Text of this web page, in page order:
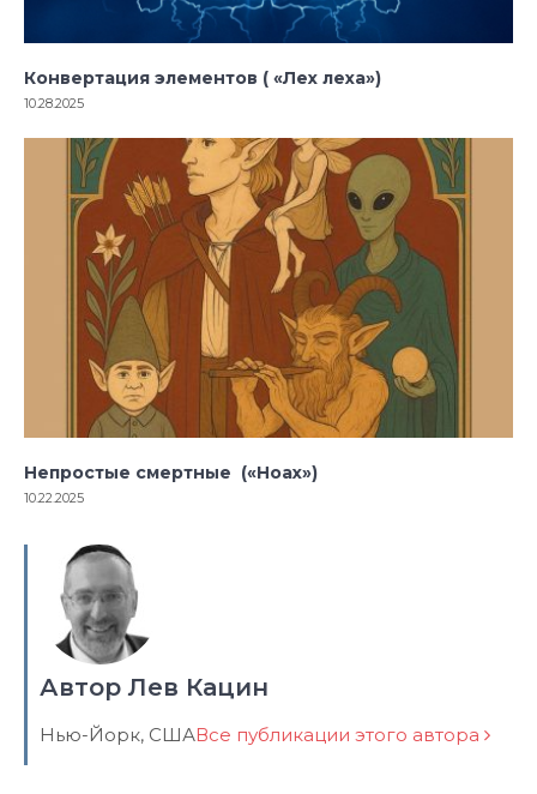
Конвертация элементов ( «Лех леха»)
10.28.2025
Непростые смертные («Ноах»)
10.22.2025
Автор Лев Кацин
Нью-Йорк, СШАВсе публикации этого автора